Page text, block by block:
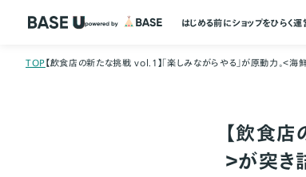
はじめる前にショップをひらく運
TOP【飲食店の新たな挑戦 vol.1】「楽しみながらやる」が原動力。＜海
【飲食
＞が突